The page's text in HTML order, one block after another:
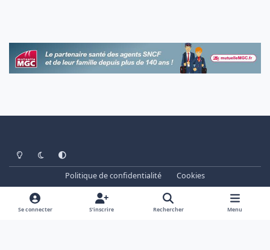
Light ModeDark ModeSystem Preference
Politique de confidentialité
Cookies
www.cheminots.net - Forum Libre depuis 2003
Powered by
Invision Community
Se connecter S’inscrire Rechercher Menu